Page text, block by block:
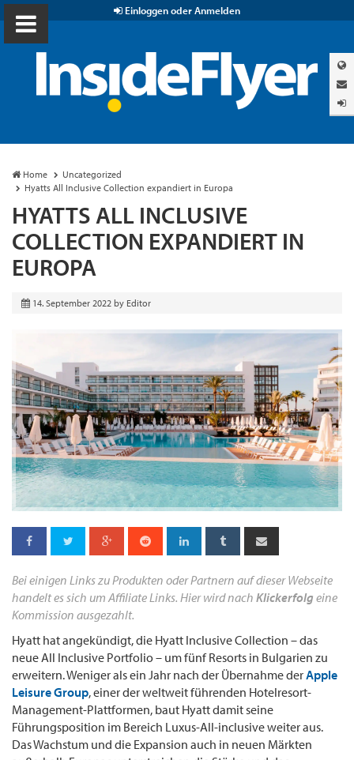
Einloggen oder Anmelden
Home
Uncategorized
Hyatts All Inclusive Collection expandiert in Europa
HYATTS ALL INCLUSIVE
COLLECTION EXPANDIERT IN
EUROPA
14. September 2022 by Editor
Bei einigen Links zu Produkten oder Partnern auf dieser Webseite
handelt es sich um Affiliate Links. Hier wird nach Klickerfolg eine
Kommission ausgezahlt.
Hyatt hat angekündigt, die Hyatt Inclusive Collection – das
neue All Inclusive Portfolio – um fünf Resorts in Bulgarien zu
erweitern. Weniger als ein Jahr nach der Übernahme derApple
Leisure Group, einer der weltweit führenden Hotelresort-
Management-Plattformen, baut Hyatt damit seine
Führungsposition im Bereich Luxus-All-inclusive weiter aus.
Das Wachstum und die Expansion auch in neuen Märkten